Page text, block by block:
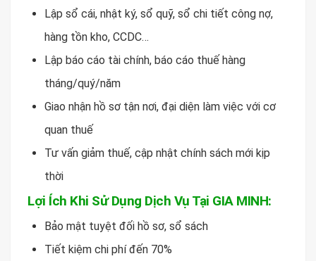
Lập sổ cái, nhật ký, sổ quỹ, sổ chi tiết công nợ,
hàng tồn kho, CCDC…
Lập báo cáo tài chính, báo cáo thuế hàng
tháng/quý/năm
Giao nhận hồ sơ tận nơi, đại diện làm việc với cơ
quan thuế
Tư vấn giảm thuế, cập nhật chính sách mới kịp
thời
Lợi Ích Khi Sử Dụng Dịch Vụ Tại GIA MINH:
Bảo mật tuyệt đối hồ sơ, sổ sách
Tiết kiệm chi phí đến 70%